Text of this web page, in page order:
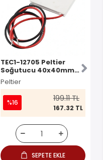
TEC1-12705 Peltier
Soğutucu 40x40mm
12V 49W
Peltier
%16 199.11 TL
167.32 TL
SEPETE EKLE